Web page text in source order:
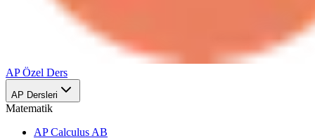
AP Özel Ders
AP Dersleri
Matematik
AP Calculus AB